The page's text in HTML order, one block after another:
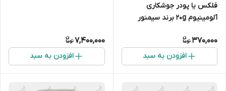
فلکس یا پودر جوشکاری
آلومینیوم ۲۰g برند سیمنور
370,000
افزودن به سبد
7,400,000
افزودن به سبد